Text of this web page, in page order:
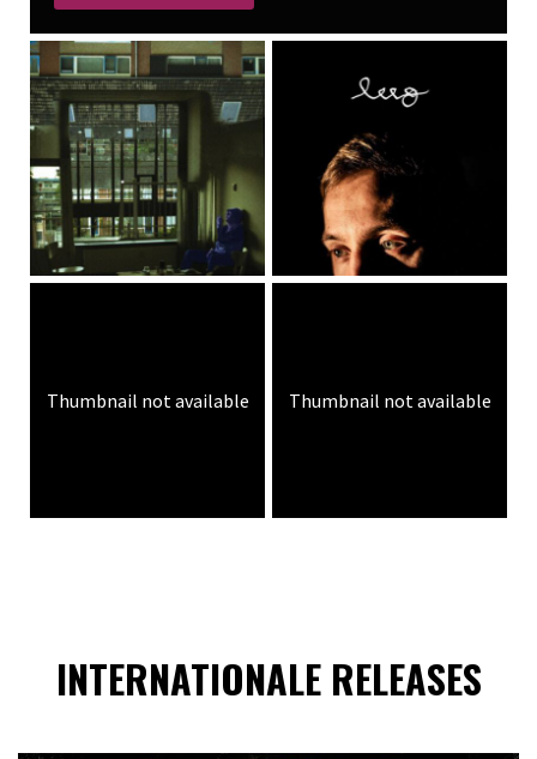
Thumbnail not available Thumbnail not available
INTERNATIONALE RELEASES